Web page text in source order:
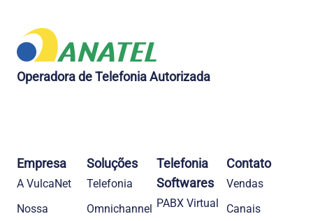
Operadora de Telefonia Autorizada
Empresa
A VulcaNet
Nossa
Soluções
Telefonia​
Omnichannel
Telefonia
Softwares
PABX Virtual
Contato
Vendas
Canais